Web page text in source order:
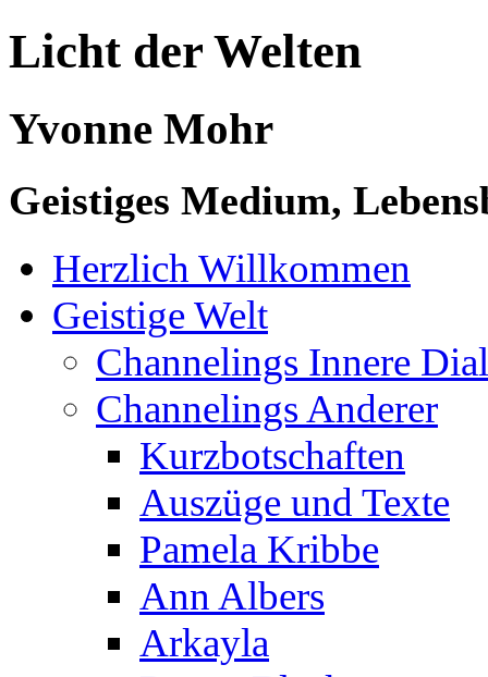
Licht der Welten
Yvonne Mohr
Geistiges Medium,
Herzlich Willkommen
Geistige Welt
Channelings Innere
Channelings Anderer
Kurzbotschaften
Auszüge und Texte
Pamela Kribbe
Ann Albers
Arkayla